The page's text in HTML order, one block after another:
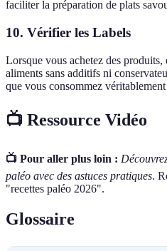
faciliter la préparation de plats
10. Vérifier les Labels
Lorsque vous achetez des
aliments sans additifs ni
que vous consommez
📺 Ressource Vidéo
📺 Pour aller plus loin :
paléo avec des astuces pratiques.
"recettes paléo 2026".
Glossaire